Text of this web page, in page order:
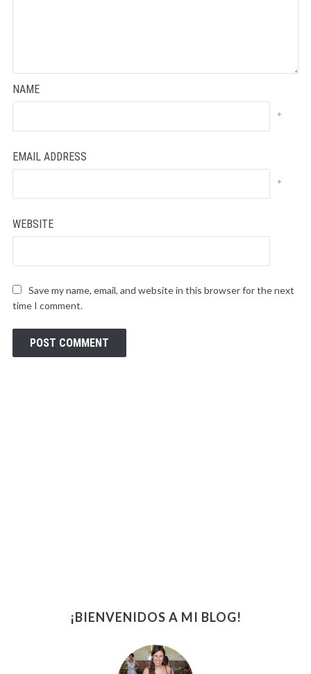
NAME
*
EMAIL ADDRESS
*
WEBSITE
Save my name, email, and website in this browser for the next
time I comment.
¡BIENVENIDOS A MI BLOG!